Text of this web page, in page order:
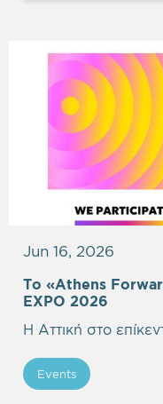
Jun 16, 2026
Το «Athens
EXPO 2026
Η Αττική στο
Events